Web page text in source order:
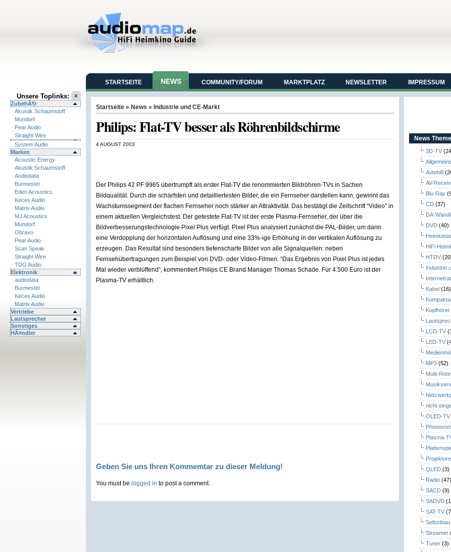
Unsere Toplinks:
ZubehÃ¶r
Akustik Schaumstoff
Mundorf
Pear Audio
Straight Wire
System Audio
Marken
Acoustic Energy
Akustik Schaumstoff
Audiodata
Burmester
Eden Acoustics
Keces Audio
Matrix Audio
MJ Acoustics
Mundorf
Obravo
Pear Audio
Scan Speak
Straight Wire
TDG Audio
Elektronik
audiodata
Burmester
Keces Audio
Matrix Audio
Vertriebe
Lautsprecher
Sonstiges
HÃ¤ndler
STARTSEITE NEWS COMMUNITY/FORUM MARKTPLATZ NEWSLETTER IMPRESSUM
Startseite » News » Industrie und CE-Markt
Philips: Flat-TV besser als Röhrenbildschirme
4 AUGUST 2003
Der Philips 42 PF 9965 übertrumpft als erster Flat-TV die renommierten Bildröhren-TVs in Sachen
Bildqualität. Durch die schärfsten und detailliertesten Bilder, die ein Fernseher darstellen kann, gewinnt das
Wachstumssegment der flachen Fernseher noch stärker an Attraktivität. Das bestätigt die Zeitschrift “Video” in
einem aktuellen Vergleichstest. Der getestete Flat-TV ist der erste Plasma-Fernseher, der über die
Bildverbesserungstechnologie Pixel Plus verfügt. Pixel Plus analysiert zunächst die PAL-Bilder, um dann
eine Verdopplung der horizontalen Auflösung und eine 33%-ige Erhöhung in der vertikalen Auflösung zu
erzeugen. Das Resultat sind besonders tiefenscharfe Bilder von alle Signalquellen: neben
Fernsehübertragungen zum Beispiel von DVD- oder Video-Filmen. “Das Ergebnis von Pixel Plus ist jedes
Mal wieder verblüffend”, kommentiert Philips CE Brand Manager Thomas Schade. Für 4.500 Euro ist der
Plasma-TV erhältlich.
Geben Sie uns Ihren Kommemtar zu dieser Meldung!
You must be logged in to post a comment.
News
3D-TV
Autohifi
AV-
Blu-Ray
CD (37)
DA-
DVD (40)
HiFi
HTDV
Industrie
Kabel (16)
Kopfhörer
LCD-TV
LED-TV
MP3 (52)
Multi-
nicht
OLED-TV
Plasma-
QLED (3)
Radio (47)
SACD (9)
SADVD
SAT-TV
Streamer
Tuner (3)